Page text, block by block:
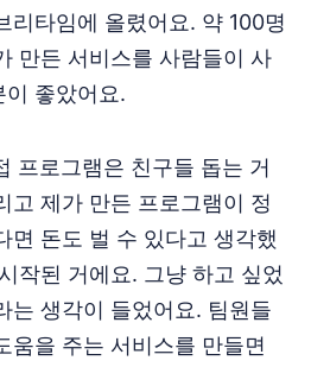
리타임에 올렸어요. 약 100명
만든 서비스를 사람들이 사
이 좋았어요.
프로그램은 친구들 돕는 거
고 제가 만든 프로그램이 정
면 돈도 벌 수 있다고 생각했
작된 거에요. 그냥 하고 싶었
는 생각이 들었어요. 팀원들
움을 주는 서비스를 만들면